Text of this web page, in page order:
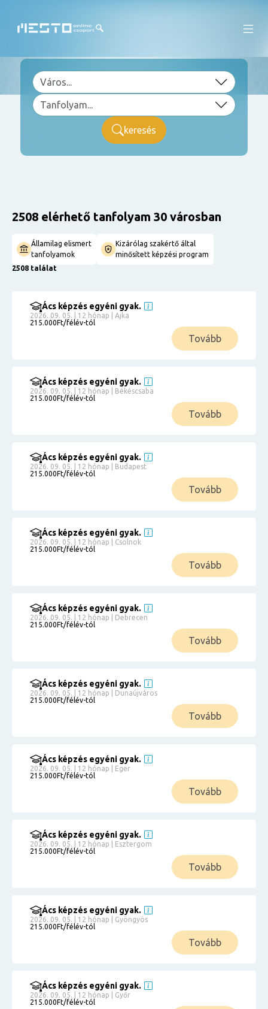
keresés
2508 elérhető tanfolyam 30 városban
Államilag elismert
tanfolyamok
Kizárólag szakértő által
minősített képzési program
2508 találat
Ács képzés egyéni gyak.
2026. 09. 05. | 12 hónap | Ajka
215.000Ft/félév-tól
Tovább
Ács képzés egyéni gyak.
2026. 09. 05. | 12 hónap | Békéscsaba
215.000Ft/félév-tól
Tovább
Ács képzés egyéni gyak.
2026. 09. 05. | 12 hónap | Budapest
215.000Ft/félév-tól
Tovább
Ács képzés egyéni gyak.
2026. 09. 05. | 12 hónap | Csolnok
215.000Ft/félév-tól
Tovább
Ács képzés egyéni gyak.
2026. 09. 05. | 12 hónap | Debrecen
215.000Ft/félév-tól
Tovább
Ács képzés egyéni gyak.
2026. 09. 05. | 12 hónap | Dunaújváros
215.000Ft/félév-tól
Tovább
Ács képzés egyéni gyak.
2026. 09. 05. | 12 hónap | Eger
215.000Ft/félév-tól
Tovább
Ács képzés egyéni gyak.
2026. 09. 05. | 12 hónap | Esztergom
215.000Ft/félév-tól
Tovább
Ács képzés egyéni gyak.
2026. 09. 05. | 12 hónap | Gyöngyös
215.000Ft/félév-tól
Tovább
Ács képzés egyéni gyak.
2026. 09. 05. | 12 hónap | Győr
215.000Ft/félév-tól